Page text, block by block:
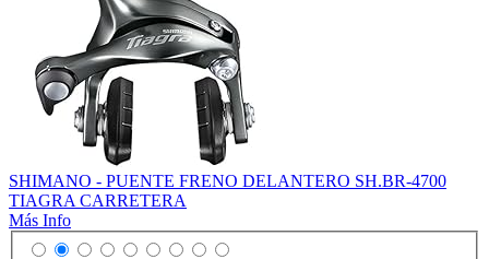
SHIMANO - PUENTE FRENO DELANTERO SH.BR-4700
TIAGRA CARRETERA
Más Info